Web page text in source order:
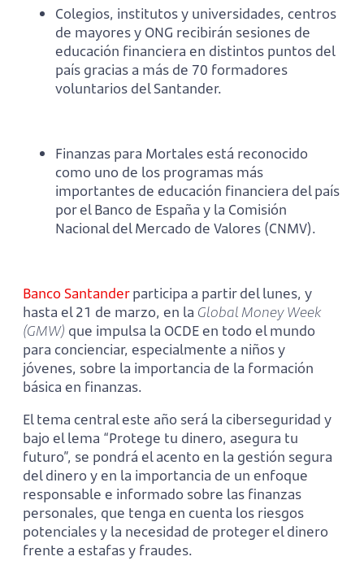
Colegios, institutos y universidades, centros
de mayores y ONG recibirán sesiones de
educación financiera en distintos puntos del
país gracias a más de 70 formadores
voluntarios del Santander.
Finanzas para Mortales está reconocido
como uno de los programas más
importantes de educación financiera del país
por el Banco de España y la Comisión
Nacional del Mercado de Valores (CNMV).
Banco Santanderparticipa a partir del lunes, y
hasta el 21 de marzo, en la Global Money Week
(GMW) que impulsa la OCDE en todo el mundo
para concienciar, especialmente a niños y
jóvenes, sobre la importancia de la formación
básica en finanzas.
El tema central este año será la ciberseguridad y
bajo el lema “Protege tu dinero, asegura tu
futuro”, se pondrá el acento en la gestión segura
del dinero y en la importancia de un enfoque
responsable e informado sobre las finanzas
personales, que tenga en cuenta los riesgos
potenciales y la necesidad de proteger el dinero
frente a estafas y fraudes.